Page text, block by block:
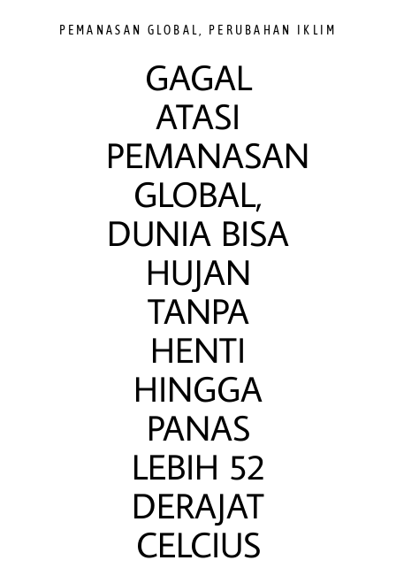
PEMANASAN GLOBAL PERUBAHAN IKLIM
GAGAL
ATASI
PEMANASAN
GLOBAL,
DUNIA BISA
HUJAN
TANPA
HENTI
HINGGA
PANAS
LEBIH 52
DERAJAT
CELCIUS